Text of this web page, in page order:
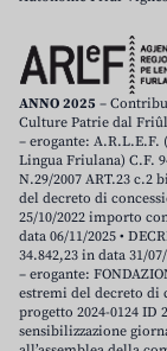
ANNO 2025 –
Culture Patrie dal Friûl
– erogante: A.R.L.E.F.
Lingua Friulana) C.F.
N.29/2007 ART.23 c.2
del decreto di
25/10/2022 importo
data 06/11/2025 •
34.842,23 in data 31/
– erogante:
estremi del decreto di
progetto 2024-0124 ID
sensibilizzazione